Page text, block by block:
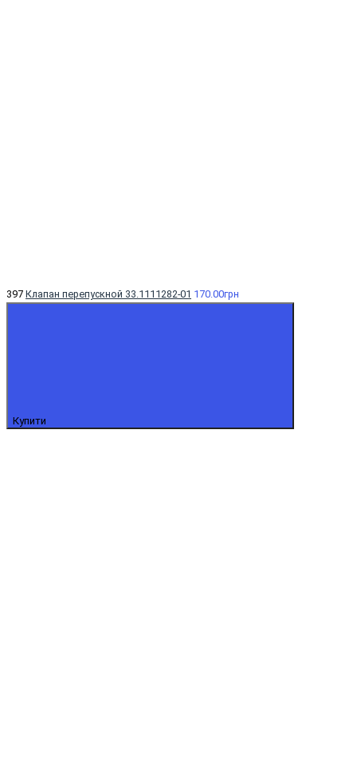
397 Клапан перепускной 33.1111282-01 170.00грн
Купити